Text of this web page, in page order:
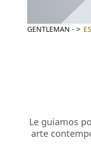
GENTLEMAN -
Le guiamos
arte